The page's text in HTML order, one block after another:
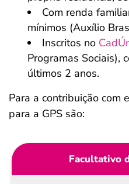
Com renda
mínimos (Auxílio
Inscritos no
Programas Sociais),
últimos 2 anos.
Para a contribuição com
para a GPS são:
Facultativo